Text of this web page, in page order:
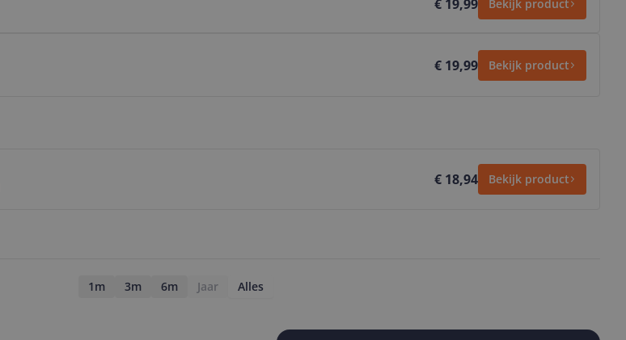
€ 19,99 Bekijk product
€ 19,99 Bekijk product
€ 18,94 Bekijk product
1m 3m 6m Jaar Alles